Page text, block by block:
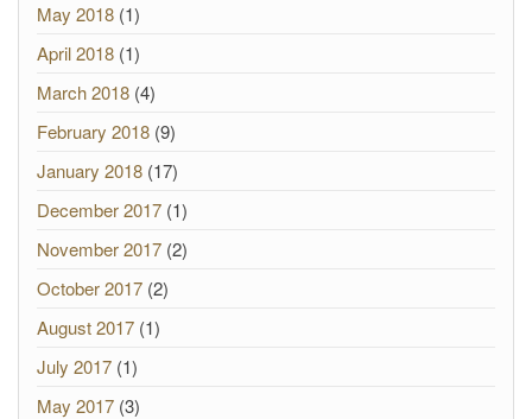
May 2018 (1)
April 2018 (1)
March 2018 (4)
February 2018 (9)
January 2018 (17)
December 2017 (1)
November 2017 (2)
October 2017 (2)
August 2017 (1)
July 2017 (1)
May 2017 (3)